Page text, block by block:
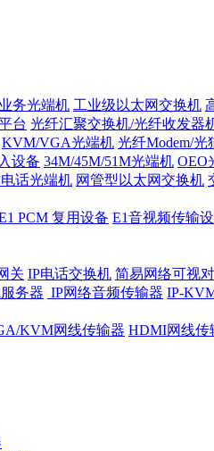
务光端机 工业级以太网交换机
台 光纤汇聚交换机/光纤收发器
KVM/VGA光端机 光纤Modem/光
设备 34M/45M/51M光端机 OEO
话光端机 网管型以太网交换机
PCM 复用设备 E1音视频传输
关 IP电话交换机 简易网络可视
务器 IP网络音频传输器 IP-
KVM网线传输器 HDMI网线传